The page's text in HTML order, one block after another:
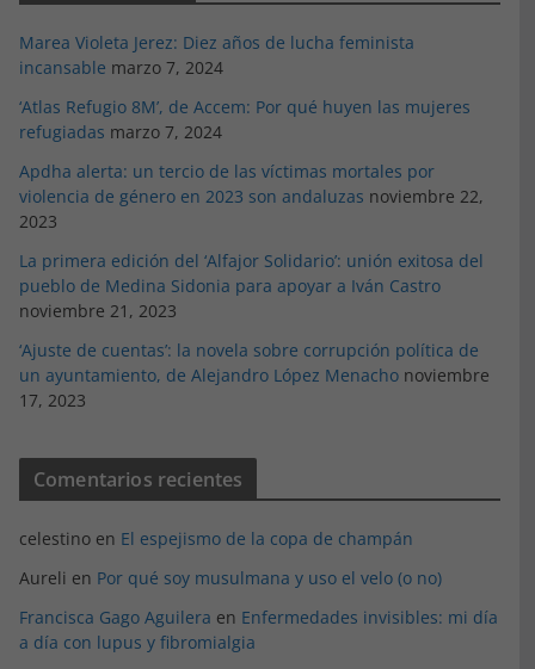
Marea Violeta Jerez: Diez años de lucha feminista
incansable marzo 7, 2024
‘Atlas Refugio 8M’, de Accem: Por qué huyen las mujeres
refugiadas marzo 7, 2024
Apdha alerta: un tercio de las víctimas mortales por
violencia de género en 2023 son andaluzas noviembre 22,
2023
La primera edición del ‘Alfajor Solidario’: unión exitosa del
pueblo de Medina Sidonia para apoyar a Iván Castro
noviembre 21, 2023
‘Ajuste de cuentas’: la novela sobre corrupción política de
un ayuntamiento, de Alejandro López Menacho noviembre
17, 2023
Comentarios recientes
celestino en El espejismo de la copa de champán
Aureli en Por qué soy musulmana y uso el velo (o no)
Francisca Gago Aguilera en Enfermedades invisibles: mi día
a día con lupus y fibromialgia